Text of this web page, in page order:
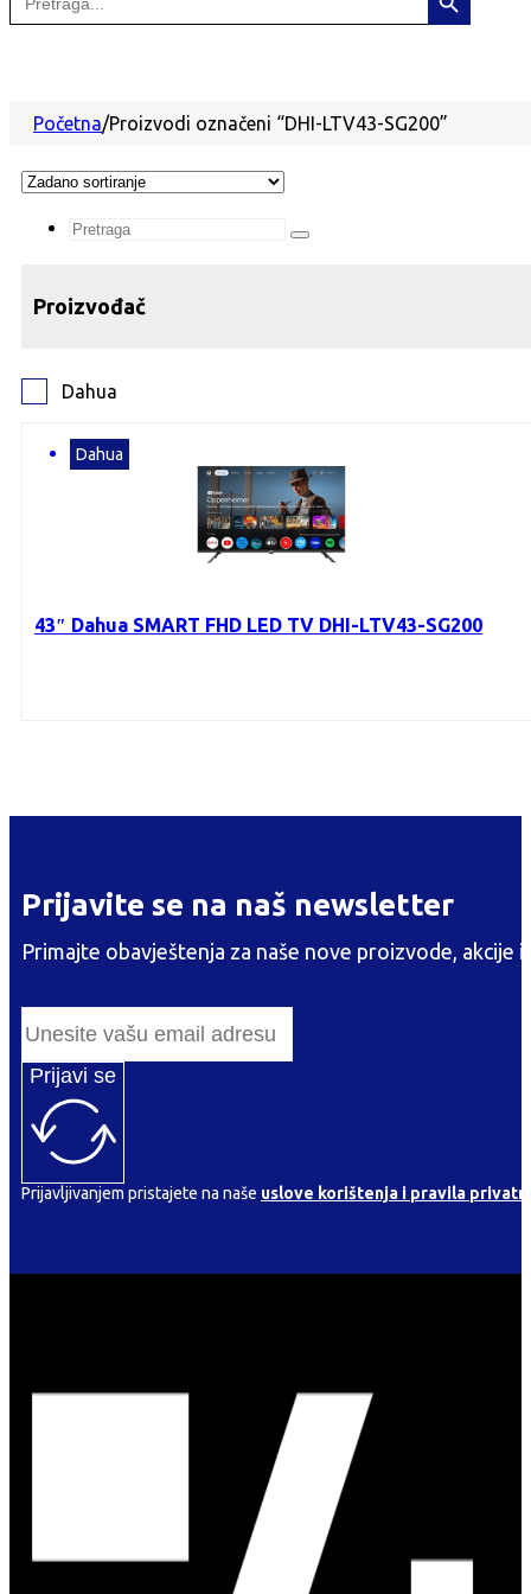
for:
Početna/Proizvodi označeni “DHI-LTV43-SG200”
Search
Proizvođač
Dahua
43″ Dahua SMART FHD LED TV DHI-LTV43-SG200
Dahua
Prijavite se na naš newsletter
Primajte obavještenja za naše nove proizvode, akcije
Prijavi se
Prijavljivanjem pristajete na naše uslove korištenja i pravila